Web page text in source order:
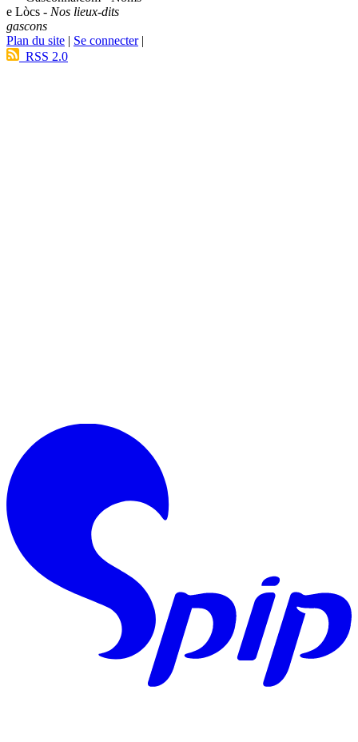
e Lòcs - Nos lieux-dits
gascons
Plan du site | Se connecter|
RSS 2.0